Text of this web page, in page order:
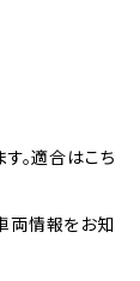
。適合はこち
両情報をお知